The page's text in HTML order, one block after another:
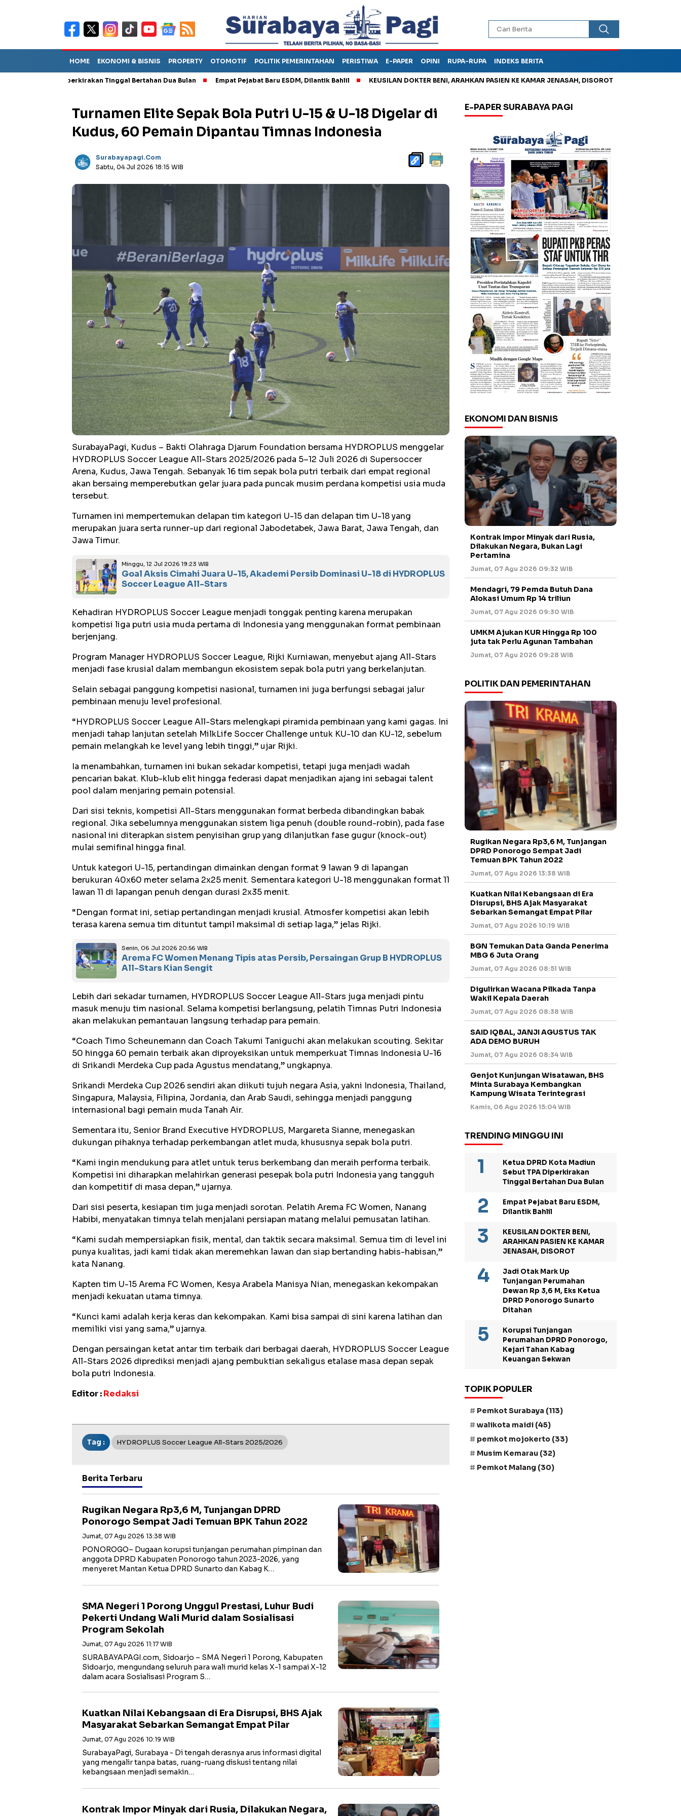
HOME EKONOMI & BISNIS PROPERTY OTOMOTIF POLITIK PEMERINTAHAN PERISTIWA E-PAPER OPINI RUPA-RUPA INDEKS BERITA
TPA Diperkirakan Tinggal Bertahan Dua Bulan Empat Pejabat Baru ESDM, Dilantik Bahlil KEUSILAN DOKTER BENI, ARAHKAN PASIEN KE KAMAR JENASAH, DISOROT Jadi Otak Mark Up
Turnamen Elite Sepak Bola Putri U-15 & U-18 Digelar di
Kudus, 60 Pemain Dipantau Timnas Indonesia
Surabayapagi.com
Sabtu, 04 Jul 2026 18:15 WIB
SurabayaPagi, Kudus – Bakti Olahraga Djarum Foundation bersama HYDROPLUS menggelar
HYDROPLUS Soccer League All-Stars 2025/2026 pada 5–12 Juli 2026 di Supersoccer
Arena, Kudus, Jawa Tengah. Sebanyak 16 tim sepak bola putri terbaik dari empat regional
akan bersaing memperebutkan gelar juara pada puncak musim perdana kompetisi usia muda
tersebut.
Turnamen ini mempertemukan delapan tim kategori U-15 dan delapan tim U-18 yang
merupakan juara serta runner-up dari regional Jabodetabek, Jawa Barat, Jawa Tengah, dan
Jawa Timur.
Minggu, 12 Jul 2026 19:23 WIB
Goal Aksis Cimahi Juara U-15, Akademi Persib Dominasi U-18 di HYDROPLUS
Soccer League All-Stars
Kehadiran HYDROPLUS Soccer League menjadi tonggak penting karena merupakan
kompetisi liga putri usia muda pertama di Indonesia yang menggunakan format pembinaan
berjenjang.
Program Manager HYDROPLUS Soccer League, Rijki Kurniawan, menyebut ajang All-Stars
menjadi fase krusial dalam membangun ekosistem sepak bola putri yang berkelanjutan.
Selain sebagai panggung kompetisi nasional, turnamen ini juga berfungsi sebagai jalur
pembinaan menuju level profesional.
“HYDROPLUS Soccer League All-Stars melengkapi piramida pembinaan yang kami gagas. Ini
menjadi tahap lanjutan setelah MilkLife Soccer Challenge untuk KU-10 dan KU-12, sebelum
pemain melangkah ke level yang lebih tinggi,” ujar Rijki.
Ia menambahkan, turnamen ini bukan sekadar kompetisi, tetapi juga menjadi wadah
pencarian bakat. Klub-klub elit hingga federasi dapat menjadikan ajang ini sebagai talent
pool dalam menjaring pemain potensial.
Dari sisi teknis, kompetisi All-Stars menggunakan format berbeda dibandingkan babak
regional. Jika sebelumnya menggunakan sistem liga penuh (double round-robin), pada fase
nasional ini diterapkan sistem penyisihan grup yang dilanjutkan fase gugur (knock-out)
mulai semifinal hingga final.
Untuk kategori U-15, pertandingan dimainkan dengan format 9 lawan 9 di lapangan
berukuran 40x60 meter selama 2x25 menit. Sementara kategori U-18 menggunakan format 11
lawan 11 di lapangan penuh dengan durasi 2x35 menit.
“Dengan format ini, setiap pertandingan menjadi krusial. Atmosfer kompetisi akan lebih
terasa karena semua tim dituntut tampil maksimal di setiap laga,” jelas Rijki.
Senin, 06 Jul 2026 20:56 WIB
Arema FC Women Menang Tipis atas Persib, Persaingan Grup B HYDROPLUS
All-Stars Kian Sengit
Lebih dari sekadar turnamen, HYDROPLUS Soccer League All-Stars juga menjadi pintu
masuk menuju tim nasional. Selama kompetisi berlangsung, pelatih Timnas Putri Indonesia
akan melakukan pemantauan langsung terhadap para pemain.
“Coach Timo Scheunemann dan Coach Takumi Taniguchi akan melakukan scouting. Sekitar
50 hingga 60 pemain terbaik akan diproyeksikan untuk memperkuat Timnas Indonesia U-16
di Srikandi Merdeka Cup pada Agustus mendatang,” ungkapnya.
Srikandi Merdeka Cup 2026 sendiri akan diikuti tujuh negara Asia, yakni Indonesia, Thailand,
Singapura, Malaysia, Filipina, Jordania, dan Arab Saudi, sehingga menjadi panggung
internasional bagi pemain muda Tanah Air.
Sementara itu, Senior Brand Executive HYDROPLUS, Margareta Sianne, menegaskan
dukungan pihaknya terhadap perkembangan atlet muda, khususnya sepak bola putri.
“Kami ingin mendukung para atlet untuk terus berkembang dan meraih performa terbaik.
Kompetisi ini diharapkan melahirkan generasi pesepak bola putri Indonesia yang tangguh
dan kompetitif di masa depan,” ujarnya.
Dari sisi peserta, kesiapan tim juga menjadi sorotan. Pelatih Arema FC Women, Nanang
Habibi, menyatakan timnya telah menjalani persiapan matang melalui pemusatan latihan.
“Kami sudah mempersiapkan fisik, mental, dan taktik secara maksimal. Semua tim di level ini
punya kualitas, jadi kami tidak akan meremehkan lawan dan siap bertanding habis-habisan,”
kata Nanang.
Kapten tim U-15 Arema FC Women, Kesya Arabela Manisya Nian, menegaskan kekompakan
menjadi kekuatan utama timnya.
“Kunci kami adalah kerja keras dan kekompakan. Kami bisa sampai di sini karena latihan dan
memiliki visi yang sama,” ujarnya.
Dengan persaingan ketat antar tim terbaik dari berbagai daerah, HYDROPLUS Soccer League
All-Stars 2026 diprediksi menjadi ajang pembuktian sekaligus etalase masa depan sepak
bola putri Indonesia.
Editor :Redaksi
Tag : HYDROPLUS Soccer League All-Stars 2025/2026
Berita Terbaru
Rugikan Negara Rp3,6 M, Tunjangan DPRD
Ponorogo Sempat Jadi Temuan BPK Tahun 2022
Jumat, 07 Agu 2026 13:38 WIB
PONOROGO– Dugaan korupsi tunjangan perumahan pimpinan dan
anggota DPRD Kabupaten Ponorogo tahun 2023-2026, yang
menyeret Mantan Ketua DPRD Sunarto dan Kabag K…
SMA Negeri 1 Porong Unggul Prestasi, Luhur Budi
Pekerti Undang Wali Murid dalam Sosialisasi
Program Sekolah
Jumat, 07 Agu 2026 11:17 WIB
SURABAYAPAGI.com, Sidoarjo – SMA Negeri 1 Porong, Kabupaten
Sidoarjo, mengundang seluruh para wali murid kelas X-1 sampai X-12
dalam acara Sosialisasi Program S…
Kuatkan Nilai Kebangsaan di Era Disrupsi, BHS Ajak
Masyarakat Sebarkan Semangat Empat Pilar
Jumat, 07 Agu 2026 10:19 WIB
SurabayaPagi, Surabaya - Di tengah derasnya arus informasi digital
yang mengalir tanpa batas, ruang-ruang diskusi tentang nilai
kebangsaan menjadi semakin…
Kontrak Impor Minyak dari Rusia, Dilakukan Negara,
E-PAPER SURABAYA PAGI
EKONOMI DAN BISNIS
Kontrak Impor Minyak dari Rusia,
Dilakukan Negara, Bukan Lagi
Pertamina
Jumat, 07 Agu 2026 09:32 WIB
Mendagri, 79 Pemda Butuh Dana
Alokasi Umum Rp 14 triliun
Jumat, 07 Agu 2026 09:30 WIB
UMKM Ajukan KUR Hingga Rp 100
juta tak Perlu Agunan Tambahan
Jumat, 07 Agu 2026 09:28 WIB
POLITIK DAN PEMERINTAHAN
Rugikan Negara Rp3,6 M, Tunjangan
DPRD Ponorogo Sempat Jadi
Temuan BPK Tahun 2022
Jumat, 07 Agu 2026 13:38 WIB
Kuatkan Nilai Kebangsaan di Era
Disrupsi, BHS Ajak Masyarakat
Sebarkan Semangat Empat Pilar
Jumat, 07 Agu 2026 10:19 WIB
BGN Temukan Data Ganda Penerima
MBG 6 Juta Orang
Jumat, 07 Agu 2026 08:51 WIB
Digulirkan Wacana Pilkada Tanpa
Wakil Kepala Daerah
Jumat, 07 Agu 2026 08:38 WIB
SAID IQBAL, JANJI AGUSTUS TAK
ADA DEMO BURUH
Jumat, 07 Agu 2026 08:34 WIB
Genjot Kunjungan Wisatawan, BHS
Minta Surabaya Kembangkan
Kampung Wisata Terintegrasi
Kamis, 06 Agu 2026 15:04 WIB
TRENDING MINGGU INI
Ketua DPRD Kota Madiun
Sebut TPA Diperkirakan
Tinggal Bertahan Dua Bulan
Empat Pejabat Baru ESDM,
Dilantik Bahlil
KEUSILAN DOKTER BENI,
ARAHKAN PASIEN KE KAMAR
JENASAH, DISOROT
Jadi Otak Mark Up
Tunjangan Perumahan
Dewan Rp 3,6 M, Eks Ketua
DPRD Ponorogo Sunarto
Ditahan
Korupsi Tunjangan
Perumahan DPRD Ponorogo,
Kejari Tahan Kabag
Keuangan Sekwan
TOPIK POPULER
Pemkot Surabaya (113)
walikota maidi (45)
pemkot mojokerto (33)
Musim Kemarau (32)
Pemkot Malang (30)